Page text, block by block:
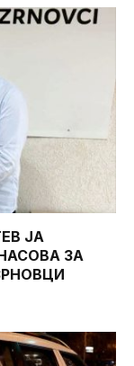
ЈА
ЗА